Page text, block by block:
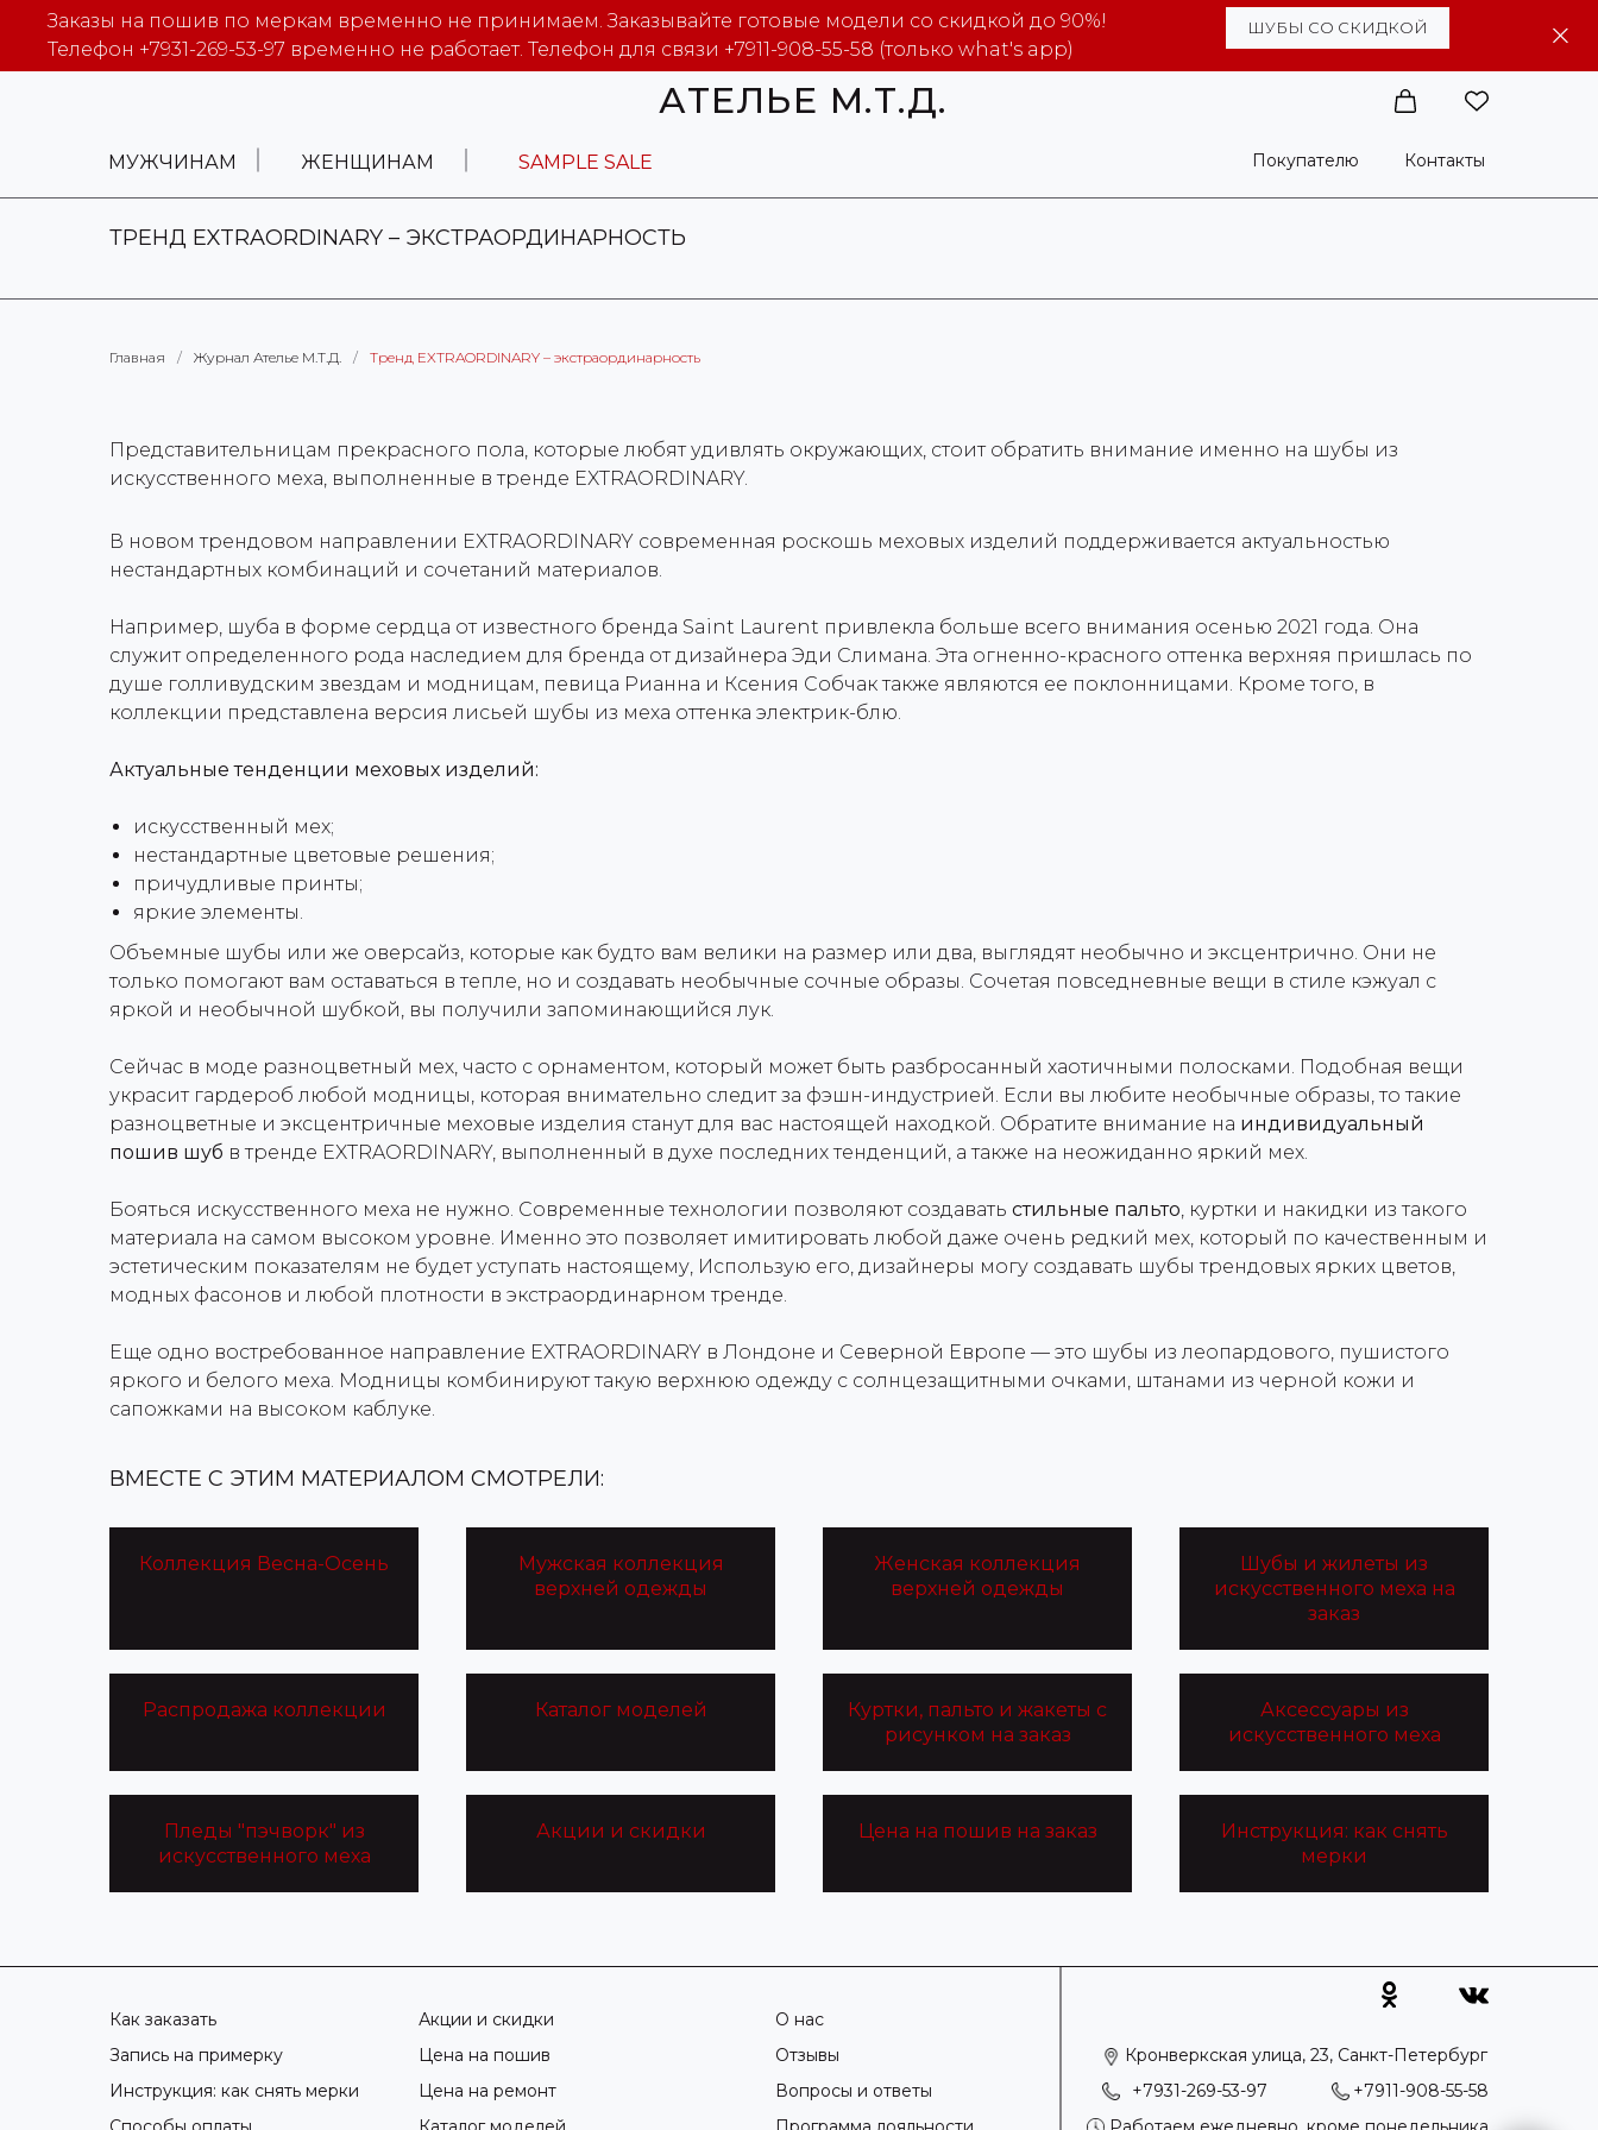
Заказы на пошив по меркам временно не принимаем. Заказывайте готовые модели со скидкой до 90%!
Телефон +7931-269-53-97 временно не работает. Телефон для связи +7911-908-55-58 (только what's app)
ШУБЫ СО СКИДКОЙ
АТЕЛЬЕ М.Т.Д.
МУЖЧИНАМ ЖЕНЩИНАМ SAMPLE SALE Контакты
Покупателю
ТРЕНД EXTRAORDINARY – ЭКСТРАОРДИНАРНОСТЬ
Главная / Журнал Ателье М.Т.Д. / Тренд EXTRAORDINARY – экстраординарность
Представительницам прекрасного пола, которые любят удивлять окружающих, стоит обратить внимание именно на шубы из
искусственного меха, выполненные в тренде EXTRAORDINARY.
В новом трендовом направлении EXTRAORDINARY современная роскошь меховых изделий поддерживается актуальностью
нестандартных комбинаций и сочетаний материалов.
Например, шуба в форме сердца от известного бренда Saint Laurent привлекла больше всего внимания осенью 2021 года. Она
служит определенного рода наследием для бренда от дизайнера Эди Слимана. Эта огненно-красного оттенка верхняя пришлась по
душе голливудским звездам и модницам, певица Рианна и Ксения Собчак также являются ее поклонницами. Кроме того, в
коллекции представлена версия лисьей шубы из меха оттенка электрик-блю.
Актуальные тенденции меховых изделий:
искусственный мех;
нестандартные цветовые решения;
причудливые принты;
яркие элементы.
Объемные шубы или же оверсайз, которые как будто вам велики на размер или два, выглядят необычно и эксцентрично. Они не
только помогают вам оставаться в тепле, но и создавать необычные сочные образы. Сочетая повседневные вещи в стиле кэжуал с
яркой и необычной шубкой, вы получили запоминающийся лук.
Сейчас в моде разноцветный мех, часто с орнаментом, который может быть разбросанный хаотичными полосками. Подобная вещи
украсит гардероб любой модницы, которая внимательно следит за фэшн-индустрией. Если вы любите необычные образы, то такие
разноцветные и эксцентричные меховые изделия станут для вас настоящей находкой. Обратите внимание на индивидуальный
пошив шуб в тренде EXTRAORDINARY, выполненный в духе последних тенденций, а также на неожиданно яркий мех.
Бояться искусственного меха не нужно. Современные технологии позволяют создавать стильные пальто, куртки и накидки из такого
материала на самом высоком уровне. Именно это позволяет имитировать любой даже очень редкий мех, который по качественным и
эстетическим показателям не будет уступать настоящему, Использую его, дизайнеры могу создавать шубы трендовых ярких цветов,
модных фасонов и любой плотности в экстраординарном тренде.
Еще одно востребованное направление EXTRAORDINARY в Лондоне и Северной Европе — это шубы из леопардового, пушистого
яркого и белого меха. Модницы комбинируют такую верхнюю одежду с солнцезащитными очками, штанами из черной кожи и
сапожками на высоком каблуке.
ВМЕСТЕ С ЭТИМ МАТЕРИАЛОМ СМОТРЕЛИ:
Коллекция Весна-Осень
Мужская коллекция
верхней одежды
Женская коллекция
верхней одежды
Шубы и жилеты из
искусственного меха на
заказ
Распродажа коллекции Каталог моделей
Куртки, пальто и жакеты с
рисунком на заказ
Аксессуары из
искусственного меха
Пледы "пэчворк" из
искусственного меха
Акции и скидки Цена на пошив на заказ
Инструкция: как снять
мерки
О нас
+7931-269-53-97
Отзывы
+7911-908-55-58
Кронверкская улица, 23, Санкт-Петербург
Как заказать
Запись на примерку
Инструкция: как снять мерки
Акции и скидки
Цена на пошив
Вопросы и ответы
Цена на ремонт